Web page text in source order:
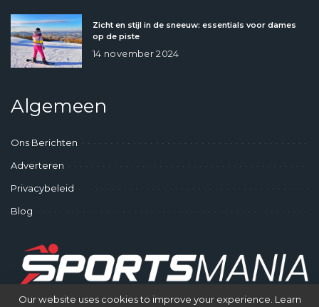
Zicht en stijl in de sneeuw: essentials voor dames
op de piste
14 november 2024
Algemeen
Ons Berichten
Adverteren
Privacybeleid
Blog
Our website uses cookies to improve your experience. Learn